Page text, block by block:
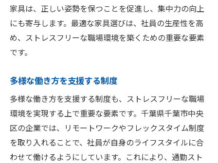
家具は、正しい姿勢を保つことを促進し、集中力の向上
にも寄与します。最適な家具選びは、社員の生産性を高
め、ストレスフリーな職場環境を築くための重要な要素
です。
多様な働き方を支援する制度
多様な働き方を支援する制度も、ストレスフリーな職場
環境を実現する上で重要な要素です。千葉県千葉市中央
区の企業では、リモートワークやフレックスタイム制度
を取り入れることで、社員が自身のライフスタイルに合
わせて働けるようにしています。これにより、通勤スト